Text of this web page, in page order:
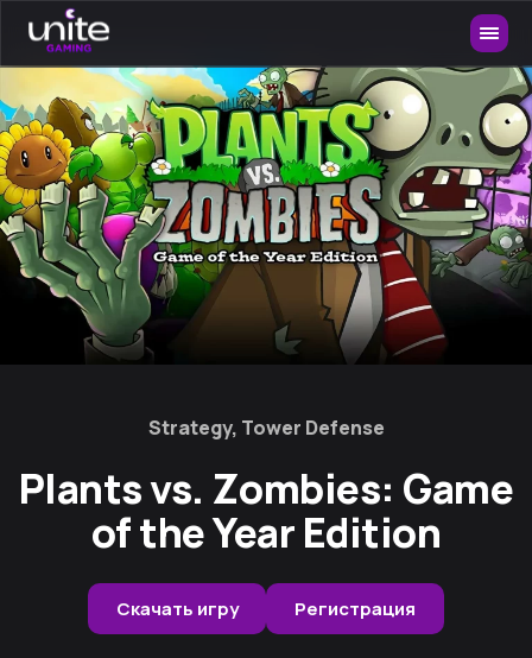
Strategy, Tower Defense
Plants vs. Zombies: Game
of the Year Edition
Скачать игру Регистрация